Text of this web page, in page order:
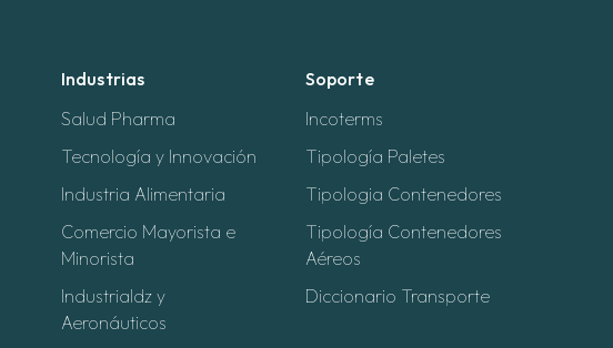
Industrias
Salud Pharma
Tecnología y Innovación
Industria Alimentaria
Comercio Mayorista e
Minorista
Industrialdz y
Aeronáuticos
Soporte
Incoterms
Tipología Paletes
Tipologia Contenedores
Tipología Contenedores
Aéreos
Diccionario Transporte